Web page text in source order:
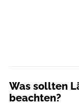
Was sollten
beachten?